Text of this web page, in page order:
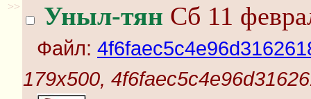
>> Уныл-тян Сб 11
Файл:
179x500,